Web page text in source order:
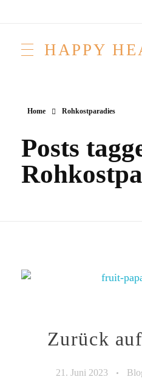
Home Rohkostparadies
Posts
Zurück
21. Juni 2023